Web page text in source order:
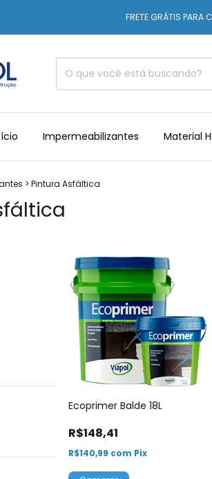
FRETE GRÁTIS PARA
Impermeabilizantes Material
> Pintura Asfáltica
Ecoprimer Balde 18L
R$148,41
R$140,99 com Pix